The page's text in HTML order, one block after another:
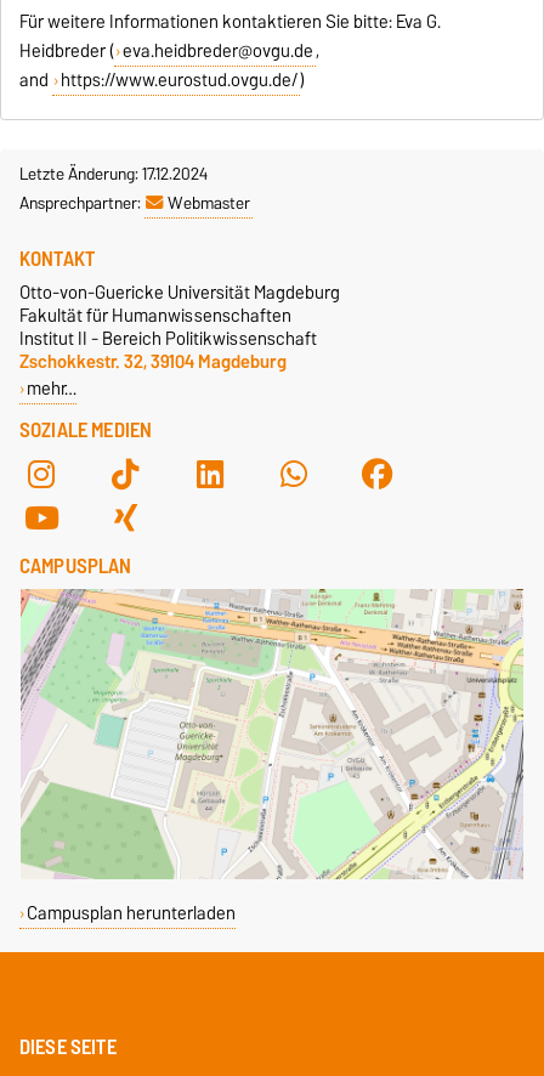
Für weitere Informationen kontaktieren Sie bitte: Eva G.
Heidbreder ( eva.heidbreder@ovgu.de,
and https://www.eurostud.ovgu.de/)
Letzte Änderung: 17.12.2024
Ansprechpartner:
Webmaster
SOZIALE MEDIEN
KONTAKT
Otto-von-Guericke Universität Magdeburg
Fakultät für Humanwissenschaften
Institut II - Bereich Politikwissenschaft
Zschokkestr. 32, 39104 Magdeburg
mehr…
CAMPUSPLAN
Campusplan herunterladen
DIESE SEITE